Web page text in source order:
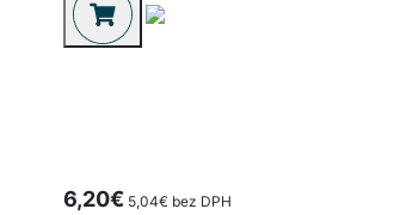
6,20€ 5,04€ bez DPH